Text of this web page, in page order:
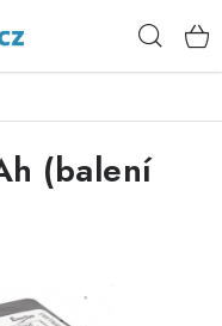
(balení